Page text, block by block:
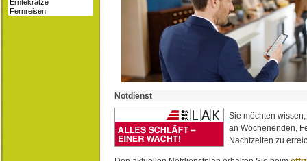
Notdienst
Sie möchten
an Wochenenden,
Nachtzeiten zu